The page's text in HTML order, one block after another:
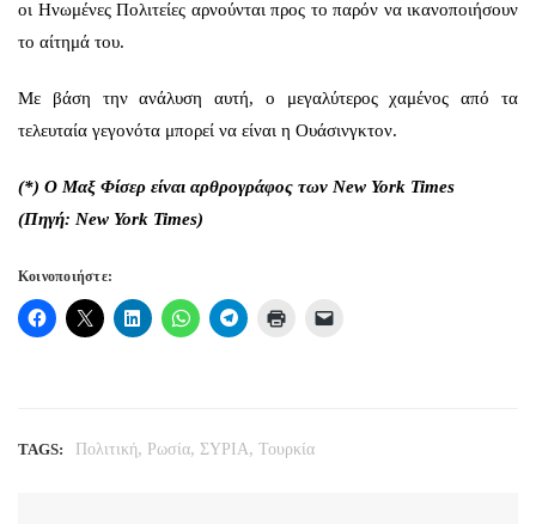
οι Ηνωμένες Πολιτείες αρνούνται προς το παρόν να ικανοποιήσουν
το αίτημά του.
Με βάση την ανάλυση αυτή, ο μεγαλύτερος χαμένος από τα
τελευταία γεγονότα μπορεί να είναι η Ουάσινγκτον.
(*) Ο Μαξ Φίσερ είναι αρθρογράφος των New York Times
(Πηγή: New York Times)
Κοινοποιήστε:
TAGS: Πολιτική, Ρωσία, ΣΥΡΙΑ, Τουρκία